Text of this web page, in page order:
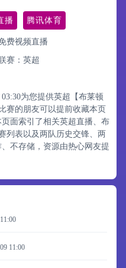
播 腾讯体育
费视频直播
赛： 英超
为您提供英超【布莱顿
赛的朋友可以提前收藏本页
面索引了相关英超直播、布
列表以及两队历史交锋、两
不存储，资源由热心网友提
11:00